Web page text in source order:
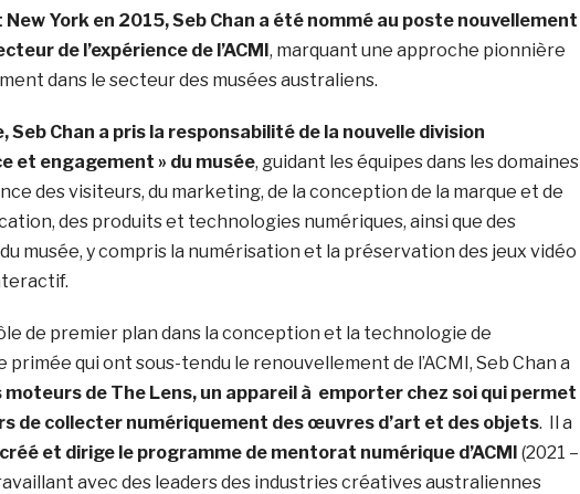
York en 2015, Seb Chan a été nommé au poste nouvellement
de l’expérience de l’ACMI, marquant une approche pionnière
dans le secteur des musées australiens.
Seb Chan a pris la responsabilité de la nouvelle division
et engagement » du musée, guidant les équipes dans les domaines
des visiteurs, du marketing, de la conception de la marque et de
des produits et technologies numériques, ainsi que des
musée, y compris la numérisation et la préservation des jeux vidéo
de premier plan dans la conception et la technologie de
primée qui ont sous-tendu le renouvellement de l’ACMI, Seb Chan a
moteurs de The Lens, un appareil à emporter chez soi qui permet
de collecter numériquement des œuvres d’art et des objets. Il a
créé et dirige le programme de mentorat numérique d’ACMI (2021 –
avec des leaders des industries créatives australiennes